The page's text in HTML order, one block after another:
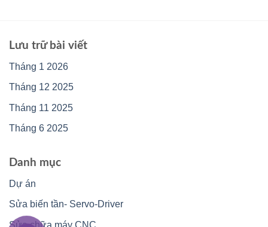
Lưu trữ bài viết
Tháng 1 2026
Tháng 12 2025
Tháng 11 2025
Tháng 6 2025
Danh mục
Dự án
Sửa biến tần- Servo-Driver
Sửa chữa máy CNC